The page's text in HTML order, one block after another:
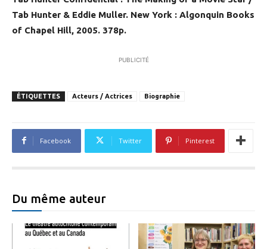
Tab Hunter & Eddie Muller. New York : Algonquin Books
of Chapel Hill, 2005. 378p.
PUBLICITÉ
ÉTIQUETTES Acteurs / Actrices Biographie
Facebook Twitter Pinterest
Du même auteur